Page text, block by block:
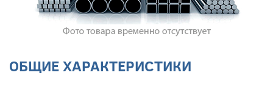
ОБЩИЕ ХАРАКТЕРИСТИКИ